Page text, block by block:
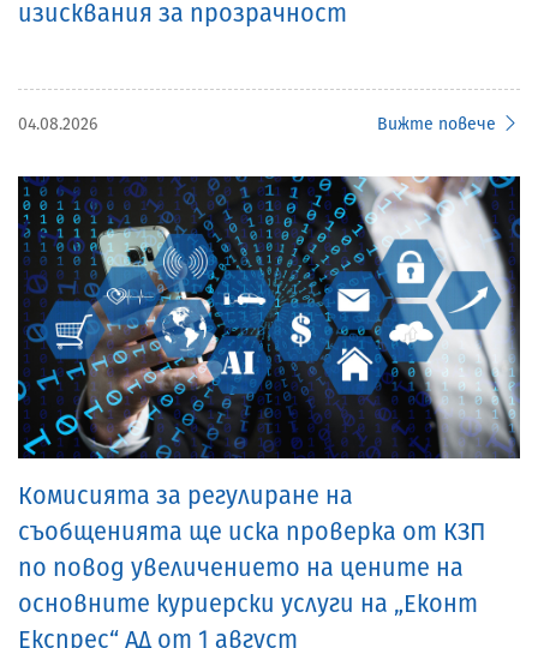
изисквания за прозрачност
04.08.2026 Вижте повече
Комисията за регулиране на
съобщенията ще иска проверка от КЗП
по повод увеличението на цените на
основните куриерски услуги на „Еконт
Експрес“ АД от 1 август